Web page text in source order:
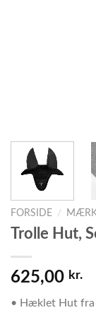
FORSIDE /
Trolle Hut,
625,00 kr.
• Hæklet Hut fra